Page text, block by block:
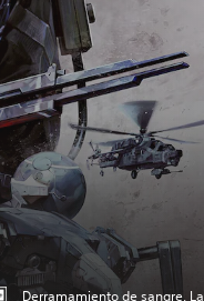
Derramamiento de sangre, La